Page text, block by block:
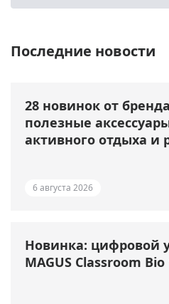
Последние новости
28 новинок от
полезные
активного отдыха и
6 августа 2026
Новинка: цифровой
MAGUS Classroom Bio